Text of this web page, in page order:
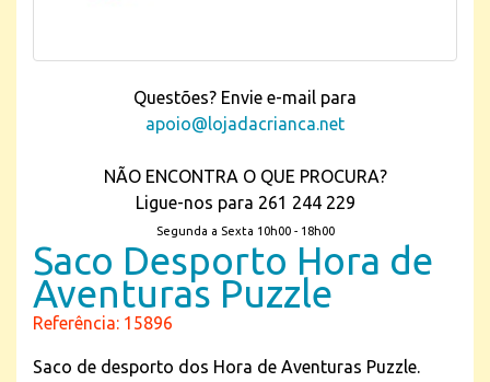
Questões? Envie e-mail para
apoio@lojadacrianca.net
NÃO ENCONTRA O QUE PROCURA?
Ligue-nos para 261 244 229
Segunda a Sexta 10h00 - 18h00
Saco Desporto Hora de
Aventuras Puzzle
Referência: 15896
Saco de desporto dos Hora de Aventuras Puzzle.